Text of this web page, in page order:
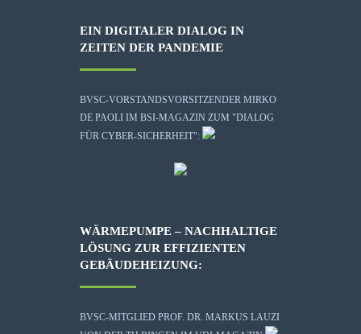
EIN DIGITALER DIALOG IN
ZEITEN DER PANDEMIE
BVSC-VORSTANDSVORSITZENDER MIRKO
DE PAOLI IM BSI-MAGAZIN ZUM "DIALOG
FÜR CYBER-SICHERHEIT":
WÄRMEPUMPE – NACHHALTIGE
LÖSUNG ZUR EFFIZIENTEN
GEBÄUDEHEIZUNG:
BVSC-MITGLIED PROF. DR. MARKUS LAUZI